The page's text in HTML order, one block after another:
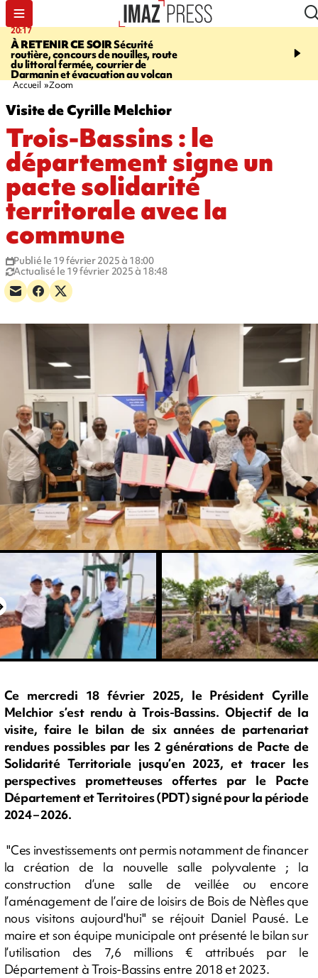
20:17
À RETENIR CE SOIRSécurité
routière, concours de nouilles, route
du littoral fermée, courrier de
Darmanin et évacuation au volcan
08:26
rencontre d'un géant
Accueil Zoom
Visite de Cyrille Melchior
Trois-Bassins : le
département signe un
pacte solidarité
territorale avec la
commune
Publié le 19 février 2025 à 18:00
Actualisé le 19 février 2025 à 18:48
Ce mercredi 18 février 2025, le Président Cyrille
Melchior s’est rendu à Trois-Bassins. Objectif de la
visite, faire le bilan de six années de partenariat
rendues possibles par les 2 générations de Pacte de
Solidarité Territoriale jusqu’en 2023, et tracer les
perspectives prometteuses offertes par le Pacte
Département et Territoires (PDT) signé pour la période
2024 – 2026.
"Ces investissements ont permis notamment de financer
la création de la nouvelle salle polyvalente ; la
construction d’une salle de veillée ou encore
l’aménagement de l’aire de loisirs de Bois de Nèfles que
nous visitons aujourd'hui" se réjouit Daniel Pausé. Le
maire et son équipe municipale ont présenté le bilan sur
l’utilisation des 7,6 millions € attribués par le
Département à Trois-Bassins entre 2018 et 2023.